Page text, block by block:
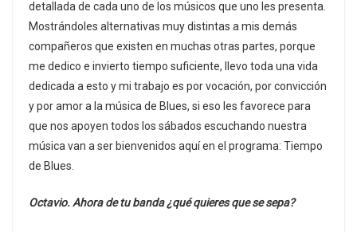
detallada de cada uno de los músicos que uno les presenta.
Mostrándoles alternativas muy distintas a mis demás
compañeros que existen en muchas otras partes, porque
me dedico e invierto tiempo suficiente, llevo toda una vida
dedicada a esto y mi trabajo es por vocación, por convicción
y por amor a la música de Blues, si eso les favorece para
que nos apoyen todos los sábados escuchando nuestra
música van a ser bienvenidos aquí en el programa: Tiempo
de Blues.
Octavio. Ahora de tu banda ¿qué quieres que se sepa?